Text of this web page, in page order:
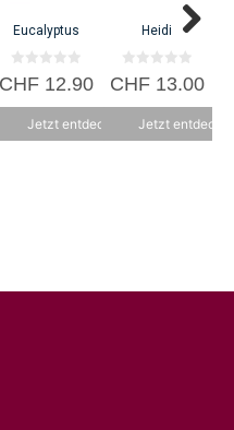
Eucalyptus
0
v
CHF12.90
Jetzt entdecken
Heidi
0
v
CHF13.00
Jetzt